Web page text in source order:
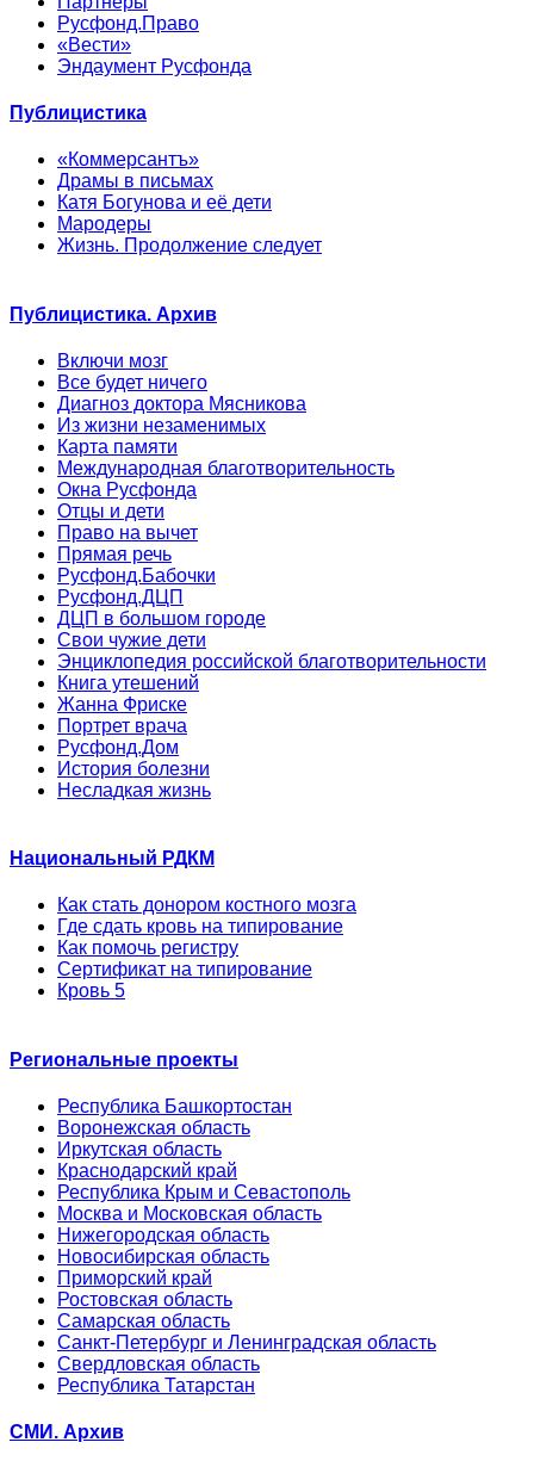
Русфонд.Право
«Вести»
Эндаумент Русфонда
Публицистика
«Коммерсантъ»
Драмы в письмах
Катя Богунова и её дети
Мародеры
Жизнь. Продолжение следует
Публицистика. Архив
Включи мозг
Все будет ничего
Диагноз доктора Мясникова
Из жизни незаменимых
Карта памяти
Международная благотворительность
Окна Русфонда
Отцы и дети
Право на вычет
Прямая речь
Русфонд.Бабочки
Русфонд.ДЦП
ДЦП в большом городе
Свои чужие дети
Энциклопедия российской благотворительности
Книга утешений
Жанна Фриске
Портрет врача
Русфонд.Дом
История болезни
Несладкая жизнь
Национальный РДКМ
Как стать донором костного мозга
Где сдать кровь на типирование
Как помочь регистру
Сертификат на типирование
Кровь 5
Региональные проекты
Республика Башкортостан
Воронежская область
Иркутская область
Краснодарский край
Республика Крым и Севастополь
Москва и Московская область
Нижегородская область
Новосибирская область
Приморский край
Ростовская область
Самарская область
Санкт-Петербург и Ленинградская область
Свердловская область
Республика Татарстан
СМИ. Архив